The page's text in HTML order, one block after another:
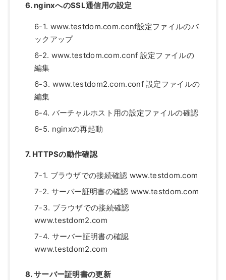
6. nginxへのSSL通信用の設定
6-1. www.testdom.com.conf設定ファイルのバ
ックアップ
6-2. www.testdom.com.conf 設定ファイルの
編集
6-3. www.testdom2.com.conf 設定ファイルの
編集
6-4. バーチャルホスト用の設定ファイルの確認
6-5. nginxの再起動
7. HTTPSの動作確認
7-1. ブラウザでの接続確認 www.testdom.com
7-2. サーバー証明書の確認 www.testdom.com
7-3. ブラウザでの接続確認
www.testdom2.com
7-4. サーバー証明書の確認
www.testdom2.com
8. サーバー証明書の更新